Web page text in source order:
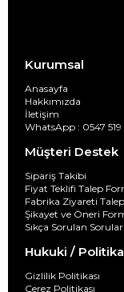
Kurumsal
Anasayfa
Hakkımızda
İletişim
WhatsApp : 0547 519
Müşteri Destek
Sipariş Takibi
Fiyat Teklifi Talep
Fabrika Ziyareti
Şikayet ve Öneri
Sıkça Sorulan Sorular
Hukuki /
Gizlilik Politikası
Çerez Politikası